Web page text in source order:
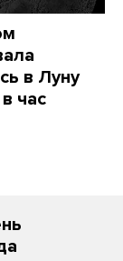
в Луну
час